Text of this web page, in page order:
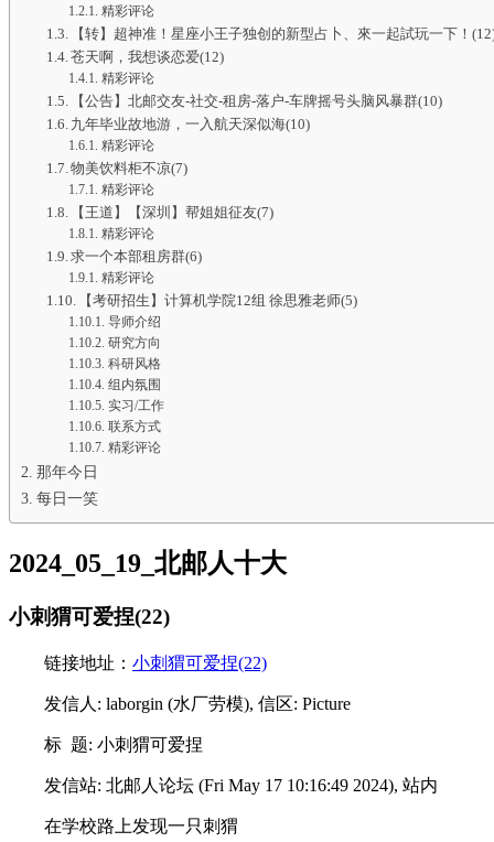
精彩评论
【转】超神准！星座小王子独创的新型占卜、來一起試玩一下！
苍天啊，我想谈恋爱(12)
精彩评论
【公告】北邮交友-社交-租房-落户-车牌摇号头脑风暴群(10)
九年毕业故地游，一入航天深似海(10)
精彩评论
物美饮料柜不凉(7)
精彩评论
【王道】【深圳】帮姐姐征友(7)
精彩评论
求一个本部租房群(6)
精彩评论
【考研招生】计算机学院12组 徐思雅老师(5)
导师介绍
研究方向
科研风格
组内氛围
实习/工作
联系方式
精彩评论
那年今日
每日一笑
2024_05_19_北邮人十大
小刺猬可爱捏(22)
链接地址： 小刺猬可爱捏(22)
发信人: laborgin (水厂劳模), 信区: Picture
标 题: 小刺猬可爱捏
发信站: 北邮人论坛 (Fri May 17 10:16:49 2024), 站内
在学校路上发现一只刺猬